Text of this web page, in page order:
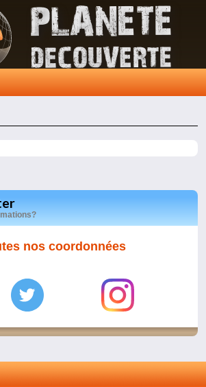
nos coordonnées